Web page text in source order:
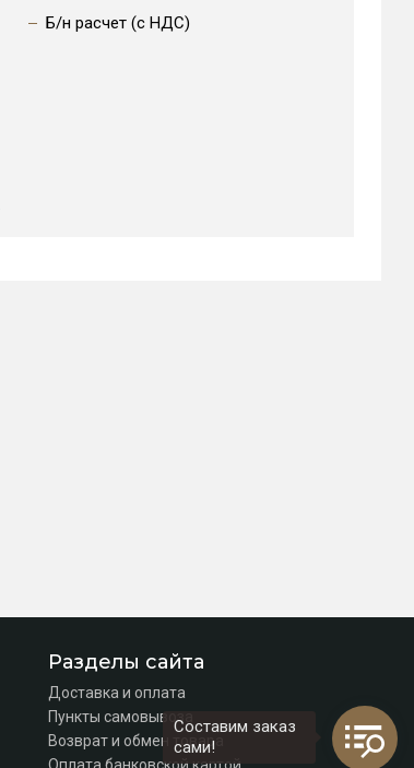
Б/н расчет (c НДС)
Разделы сайта
Доставка и оплата
Пункты самовывоза
Возврат и обмен товара
Составим заказ
сами!